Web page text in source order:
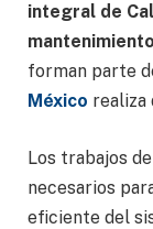
integral de
forman parte
México realiza
Los trabajos
necesarios
eficiente del